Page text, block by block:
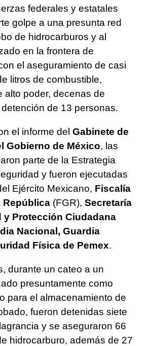
federales y estatales
golpe a una presunta red
de hidrocarburos y al
en la frontera de
el aseguramiento de casi
litros de combustible,
alto poder, decenas de
de 13 personas.
el informe del Gabinete de
Gobierno de México, las
parte de la Estrategia
y fueron ejecutadas
Ejército Mexicano, Fiscalía
República (FGR), Secretaría
y Protección Ciudadana
Nacional, Guardia
Física de Pemex.
durante un cateo a un
presuntamente como
para el almacenamiento de
fueron detenidas siete
y se aseguraron 66
hidrocarburo, además de 27